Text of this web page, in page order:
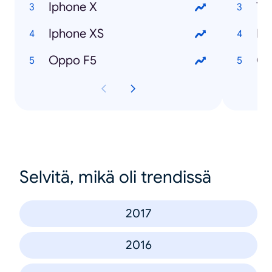
Iphone X
Iphone XS
Oppo F5
Selvitä, mikä oli trendissä
2017
2016